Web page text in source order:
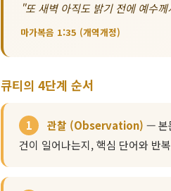
"또 새벽 아직도 밝기 전에 예수
마가복음 1:35 (개역개정)
큐티의 4단계 순서
1 관찰 (Observation) — 본
건이 일어나는지, 핵심 단어와 반